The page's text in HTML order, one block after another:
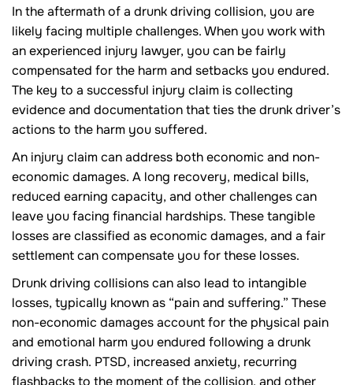
In the aftermath of a drunk driving collision, you are
likely facing multiple challenges. When you work with
an experienced injury lawyer, you can be fairly
compensated for the harm and setbacks you endured.
The key to a successful injury claim is collecting
evidence and documentation that ties the drunk driver’s
actions to the harm you suffered.
An injury claim can address both economic and non-
economic damages. A long recovery, medical bills,
reduced earning capacity, and other challenges can
leave you facing financial hardships. These tangible
losses are classified as economic damages, and a fair
settlement can compensate you for these losses.
Drunk driving collisions can also lead to intangible
losses, typically known as “pain and suffering.” These
non-economic damages account for the physical pain
and emotional harm you endured following a drunk
driving crash. PTSD, increased anxiety, recurring
flashbacks to the moment of the collision, and other